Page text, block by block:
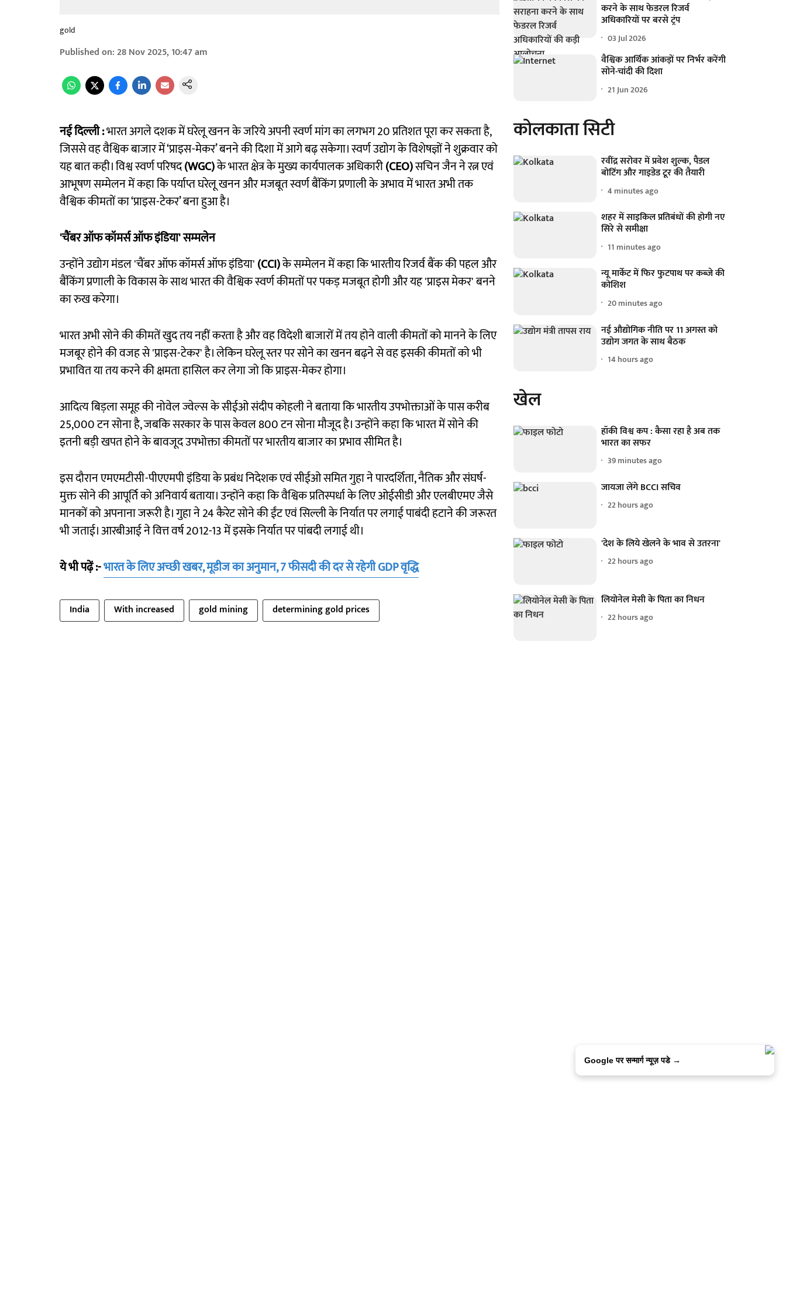
gold
Published on:28 Nov 2025, 10:47 am
नई दिल्ली :भारत अगले दशक में घरेलू खनन के जरिये अपनी स्वर्ण मांग का लगभग 20 प्रतिशत पूरा कर सकता है,
जिससे वह वैश्विक बाजार में ‘प्राइस-मेकर’ बनने की दिशा में आगे बढ़ सकेगा। स्वर्ण उद्योग के विशेषज्ञों ने शुक्रवार को
यह बात कही। विश्व स्वर्ण परिषद(WGC)के भारत क्षेत्र के मुख्य कार्यपालक अधिकारी(CEO)सचिन जैन ने रत्न एवं
आभूषण सम्मेलन में कहा कि पर्याप्त घरेलू खनन और मजबूत स्वर्ण बैंकिंग प्रणाली के अभाव में भारत अभी तक
वैश्विक कीमतों का ‘प्राइस-टेकर’ बना हुआ है।
'चैंबर ऑफ कॉमर्स ऑफ इंडिया' सम्मलेन
उन्होंने उद्योग मंडल 'चैंबर ऑफ कॉमर्स ऑफ इंडिया'(CCI)के सम्मेलन में कहा कि भारतीय रिजर्व बैंक की पहल और
बैंकिंग प्रणाली के विकास के साथ भारत की वैश्विक स्वर्ण कीमतों पर पकड़ मजबूत होगी और यह 'प्राइस मेकर' बनने
का रुख करेगा।
भारत अभी सोने की कीमतें खुद तय नहीं करता है और वह विदेशी बाजारों में तय होने वाली कीमतों को मानने के लिए
मजबूर होने की वजह से 'प्राइस-टेकर' है। लेकिन घरेलू स्तर पर सोने का खनन बढ़ने से वह इसकी कीमतों को भी
प्रभावित या तय करने की क्षमता हासिल कर लेगा जो कि प्राइस-मेकर होगा।
आदित्य बिड़ला समूह की नोवेल ज्वेल्स के सीईओ संदीप कोहली ने बताया कि भारतीय उपभोक्ताओं के पास करीब
25,000 टन सोना है, जबकि सरकार के पास केवल 800 टन सोना मौजूद है। उन्होंने कहा कि भारत में सोने की
इतनी बड़ी खपत होने के बावजूद उपभोक्ता कीमतों पर भारतीय बाजार का प्रभाव सीमित है।
इस दौरान एमएमटीसी-पीएएमपी इंडिया के प्रबंध निदेशक एवं सीईओ समित गुहा ने पारदर्शिता, नैतिक और संघर्ष-
मुक्त सोने की आपूर्ति को अनिवार्य बताया। उन्होंने कहा कि वैश्विक प्रतिस्पर्धा के लिए ओईसीडी और एलबीएमए जैसे
मानकों को अपनाना जरूरी है। गुहा ने 24 कैरेट सोने की ईंट एवं सिल्ली के निर्यात पर लगाई पाबंदी हटाने की जरूरत
भी जताई। आरबीआई ने वित्त वर्ष 2012-13 में इसके निर्यात पर पांबदी लगाई थी।
ये भी पढ़ें :-भारत के लिए अच्छी खबर, मूडीज का अनुमान, 7 फीसदी की दर से रहेगी GDP वृद्धि
India With increased gold mining determining gold prices
करने के साथ फेडरल रिजर्व
अधिकारियों पर बरसे ट्रंप
03 Jul 2026
वैश्विक आर्थिक आंकड़ों पर निर्भर करेंगी
सोने-चांदी की दिशा
21 Jun 2026
कोलकाता सिटी
रवींद्र सरोवर में प्रवेश शुल्क, पैडल
बोटिंग और गाइडेड टूर की तैयारी
4 minutes ago
शहर में साइकिल प्रतिबंधों की होगी नए
सिरे से समीक्षा
11 minutes ago
न्यू मार्केट में फिर फुटपाथ पर कब्जे की
कोशिश
20 minutes ago
नई औद्योगिक नीति पर 11 अगस्त को
उद्योग जगत के साथ बैठक
14 hours ago
खेल
हॉकी विश्व कप : कैसा रहा है अब तक
भारत का सफर
39 minutes ago
जायजा लेंगे BCCI सचिव
22 hours ago
'देश के लिये खेलने के भाव से उतरना'
22 hours ago
लियोनेल मेसी के पिता का निधन
22 hours ago
Google पर सन्मार्ग न्यूज़ पडे →